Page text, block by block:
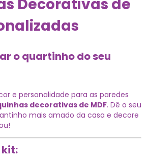
Decorativas de
o quartinho do seu
e personalidade para as paredes
decorativas de MDF. Dê o seu
mais amado da casa e decore
kit: